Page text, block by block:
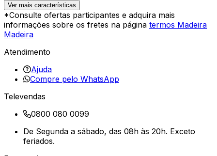
Ver mais características
*Consulte ofertas participantes e adquira mais
informações sobre os fretes na página termos Madeira
Madeira
Atendimento
Ajuda
Compre pelo WhatsApp
Televendas
0800 080 0099
De Segunda a sábado, das 08h às 20h. Exceto
feriados.